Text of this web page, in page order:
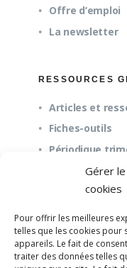
Gérer
cookies
Pour offrir les meilleures
telles que les cookies pour
appareils. Le fait de
traiter des données telles
Offre d’emploi
La newsletter
RESSOURCES
Articles et
Fiches-outils
Périodique
À propos
Questions